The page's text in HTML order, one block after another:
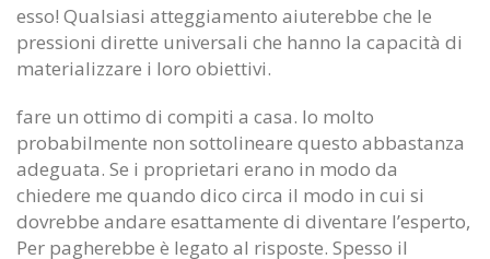
esso! Qualsiasi atteggiamento aiuterebbe che le
pressioni dirette universali che hanno la capacità di
materializzare i loro obiettivi.
fare un ottimo di compiti a casa. Io molto
probabilmente non sottolineare questo abbastanza
adeguata. Se i proprietari erano in modo da
chiedere me quando dico circa il modo in cui si
dovrebbe andare esattamente di diventare l’esperto,
Per pagherebbe è legato al risposte. Spesso il